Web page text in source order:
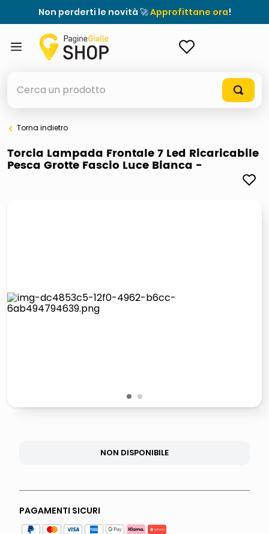
Non perderti le novità 🚀Approfittane ora!
elenchi telefonici
meme
pattumiera raccolta differenziata
elenco telefonico
Torna indietro
Torcia Lampada Frontale 7 Led Ricaricabile
Pesca Grotte Fascio Luce Bianca -
1 2
NON DISPONIBILE
PAGAMENTI SICURI